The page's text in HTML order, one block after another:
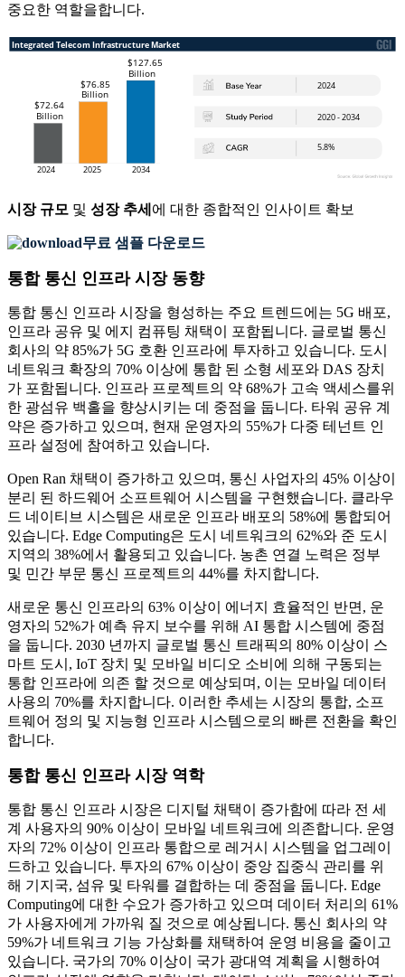
중요한 역할을합니다.
시장 규모 및 성장 추세 에 대한 종합적인 인사이트 확보
무료 샘플 다운로드
통합 통신 인프라 시장 동향
통합 통신 인프라 시장을 형성하는 주요 트렌드에는 5G 배포,
인프라 공유 및 에지 컴퓨팅 채택이 포함됩니다. 글로벌 통신
회사의 약 85%가 5G 호환 인프라에 투자하고 있습니다. 도시
네트워크 확장의 70% 이상에 통합 된 소형 세포와 DAS 장치
가 포함됩니다. 인프라 프로젝트의 약 68%가 고속 액세스를위
한 광섬유 백홀을 향상시키는 데 중점을 둡니다. 타워 공유 계
약은 증가하고 있으며, 현재 운영자의 55%가 다중 테넌트 인
프라 설정에 참여하고 있습니다.
Open Ran 채택이 증가하고 있으며, 통신 사업자의 45% 이상이
분리 된 하드웨어 소프트웨어 시스템을 구현했습니다. 클라우
드 네이티브 시스템은 새로운 인프라 배포의 58%에 통합되어
있습니다. Edge Computing은 도시 네트워크의 62%와 준 도시
지역의 38%에서 활용되고 있습니다. 농촌 연결 노력은 정부
및 민간 부문 통신 프로젝트의 44%를 차지합니다.
새로운 통신 인프라의 63% 이상이 에너지 효율적인 반면, 운
영자의 52%가 예측 유지 보수를 위해 AI 통합 시스템에 중점
을 둡니다. 2030 년까지 글로벌 통신 트래픽의 80% 이상이 스
마트 도시, IoT 장치 및 모바일 비디오 소비에 의해 구동되는
통합 인프라에 의존 할 것으로 예상되며, 이는 모바일 데이터
사용의 70%를 차지합니다. 이러한 추세는 시장의 통합, 소프
트웨어 정의 및 지능형 인프라 시스템으로의 빠른 전환을 확인
합니다.
통합 통신 인프라 시장 역학
통합 통신 인프라 시장은 디지털 채택이 증가함에 따라 전 세
계 사용자의 90% 이상이 모바일 네트워크에 의존합니다. 운영
자의 72% 이상이 인프라 통합으로 레거시 시스템을 업그레이
드하고 있습니다. 투자의 67% 이상이 중앙 집중식 관리를 위
해 기지국, 섬유 및 타워를 결합하는 데 중점을 둡니다. Edge
Computing에 대한 수요가 증가하고 있으며 데이터 처리의 61%
가 사용자에게 가까워 질 것으로 예상됩니다. 통신 회사의 약
59%가 네트워크 기능 가상화를 채택하여 운영 비용을 줄이고
있습니다. 국가의 70% 이상이 국가 광대역 계획을 시행하여